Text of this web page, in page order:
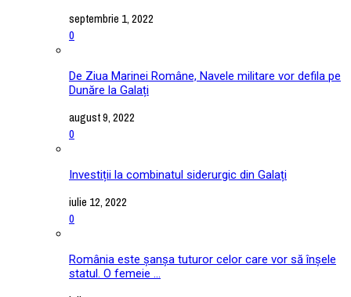
septembrie 1, 2022
0
De Ziua Marinei Române, Navele militare vor defila pe
Dunăre la Galați
august 9, 2022
0
Investiții la combinatul siderurgic din Galați
iulie 12, 2022
0
România este șanșa tuturor celor care vor să înșele
statul. O femeie ...